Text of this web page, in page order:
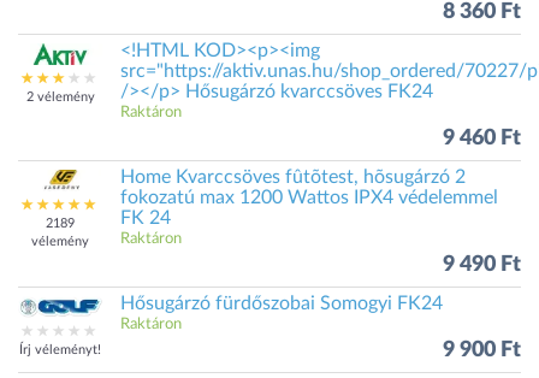
8 360 Ft
2 vélemény
<!HTML KOD><p><img
src="https://aktiv.unas.hu/shop_ordered/70227/
/></p> Hősugárzó kvarccsöves FK24
Raktáron
9 460 Ft
2189
vélemény
Home Kvarccsöves fûtõtest, hõsugárzó 2
fokozatú max 1200 Wattos IPX4 védelemmel
FK 24
Raktáron
9 490 Ft
Írj véleményt!
Hősugárzó fürdőszobai Somogyi FK24
Raktáron
9 900 Ft